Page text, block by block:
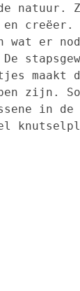
natuur.
en
wat er
maakt
zijn.
in